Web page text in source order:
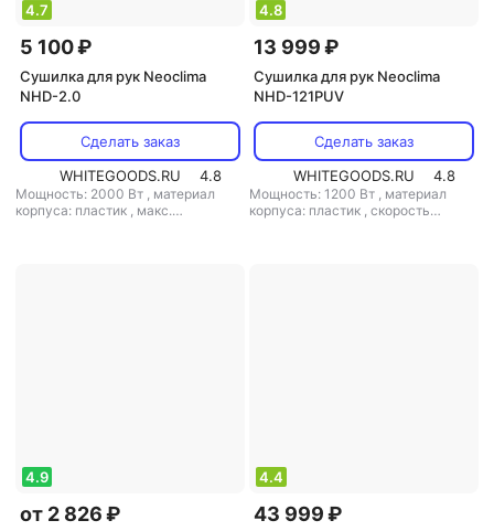
4.7
5 100 ₽
Сушилка для рук Neoclima
NHD-2.0
Сделать заказ
WHITEGOODS.RU
4.8
Мощность: 2000 Вт , материал
корпуса: пластик , макс.
4.8
13 999 ₽
Сушилка для рук Neoclima
NHD-121PUV
Сделать заказ
WHITEGOODS.RU
4.8
Мощность: 1200 Вт , материал
корпуса: пластик , скорость
4.9
от 2 826 ₽
4.4
43 999 ₽